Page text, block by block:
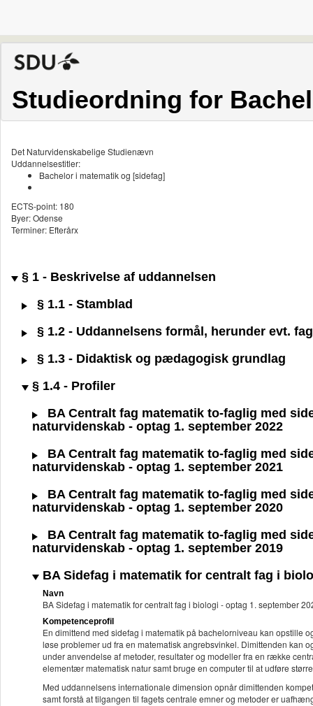
Studieordning for
Det Naturvidenskabelige Studienævn
Uddannelsestitler:
Bachelor i matematik og [sidefag]
ECTS-point: 180
Byer: Odense
Terminer: Efterårx
§ 1 - Beskrivelse af uddannelsen
§ 1.1 - Stamblad
§ 1.2 - Uddannelsens formål, herunder evt.
§ 1.3 - Didaktisk og pædagogisk grundlag
§ 1.4 - Profiler
BA Centralt fag matematik to-faglig med
naturvidenskab - optag 1. september 2022
BA Centralt fag matematik to-faglig med
naturvidenskab - optag 1. september 2021
BA Centralt fag matematik to-faglig med
naturvidenskab - optag 1. september 2020
BA Centralt fag matematik to-faglig med
naturvidenskab - optag 1. september 2019
BA Sidefag i matematik for centralt fag i
Navn
BA Sidefag i matematik for centralt fag i biologi - optag 1. september
Kompetenceprofil
En dimittend med sidefag i matematik på bachelorniveau kan
løse problemer ud fra en matematisk angrebsvinkel. Dimittenden
under anvendelse af metoder, resultater og modeller fra en række
elementær matematisk natur samt bruge en computer til at udføre
Med uddannelsens internationale dimension opnår dimittenden
samt forstå at tilgangen til fagets centrale emner og metoder er